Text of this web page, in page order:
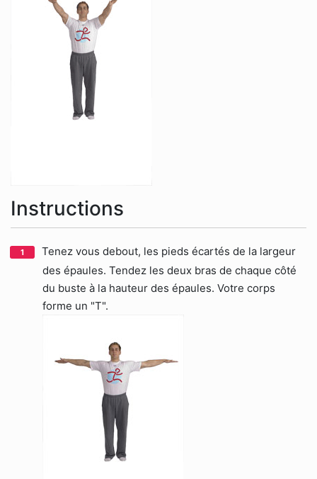
Instructions
Tenez vous debout, les pieds écartés de la largeur
des épaules. Tendez les deux bras de chaque côté
du buste à la hauteur des épaules. Votre corps
forme un "T".